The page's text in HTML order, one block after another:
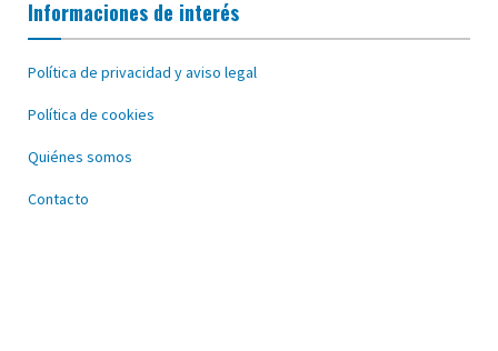
Informaciones de interés
Política de privacidad y aviso legal
Política de cookies
Quiénes somos
Contacto